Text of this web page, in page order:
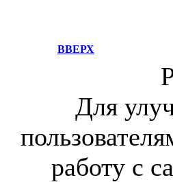
ВВЕРХ
Для
работу с